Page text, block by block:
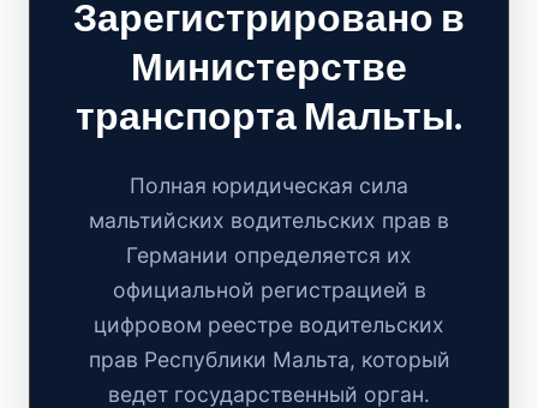
Зарегистрировано в
Министерстве
транспорта Мальты.
Полная юридическая сила
мальтийских водительских прав в
Германии определяется их
официальной регистрацией в
цифровом реестре водительских
прав Республики Мальта, который
ведет государственный орган.